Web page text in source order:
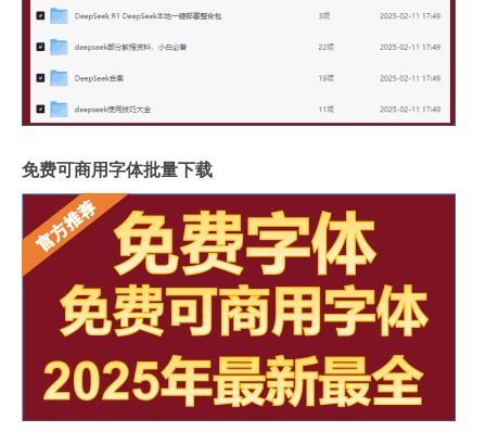
免费可商用字体批量下载